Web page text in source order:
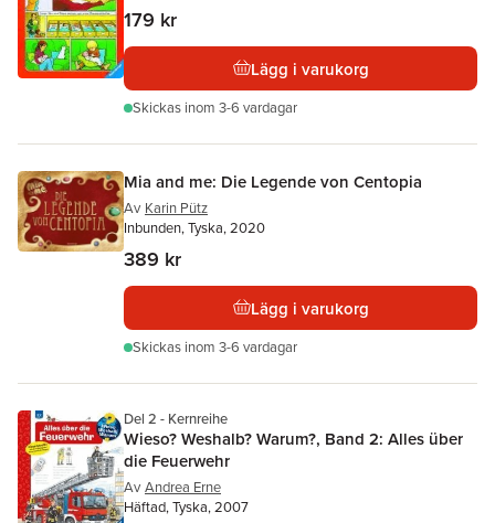
179 kr
Lägg i varukorg
Skickas inom 3-6 vardagar
Mia and me: Die Legende von Centopia
Av Karin Pütz
Inbunden, Tyska, 2020
389 kr
Lägg i varukorg
Skickas inom 3-6 vardagar
Del 2 - Kernreihe
Wieso? Weshalb? Warum?, Band 2: Alles über
die Feuerwehr
Av Andrea Erne
Häftad, Tyska, 2007